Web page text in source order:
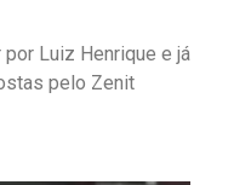
Luiz Henrique e já
pelo Zenit